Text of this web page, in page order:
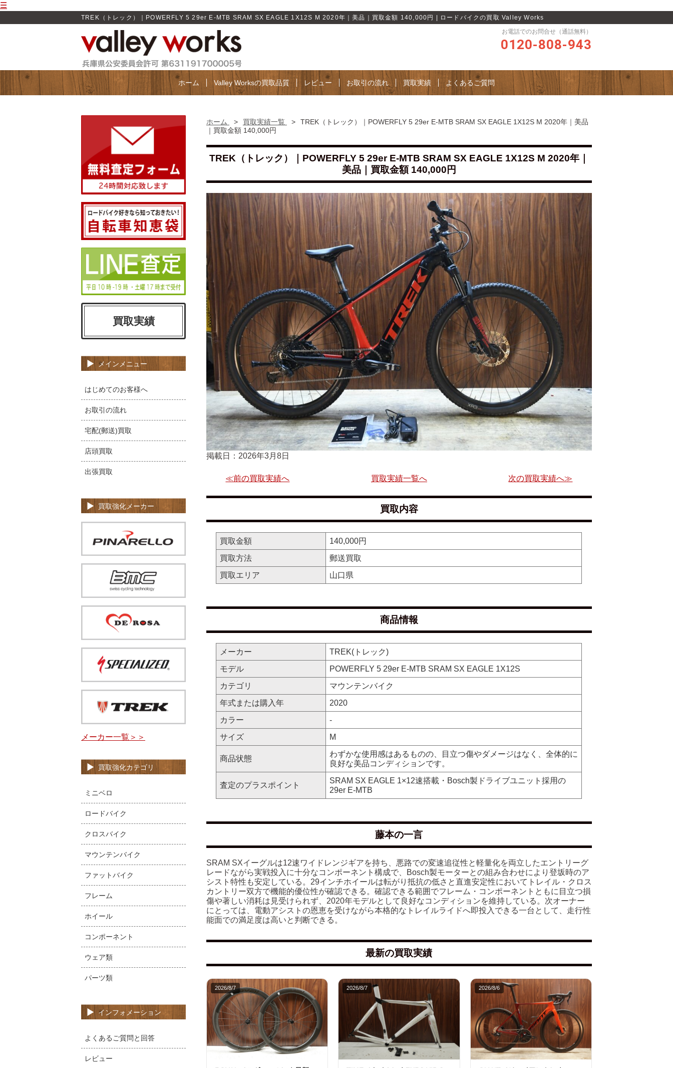
☰
TREK（トレック）｜POWERFLY 5 29er E-MTB SRAM SX EAGLE 1X12S M 2020年｜美品｜買取金額 140,000円 | ロードバイクの買取 Valley Works
お電話でのお問合せ（通話無料）
0120-808-943
ホーム Valley Worksの買取品質 レビュー お取引の流れ 買取実績 よくあるご質問
ホーム > 買取実績一覧 >
TREK（トレック）｜POWERFLY 5 29er E-MTB SRAM SX EAGLE 1X12S M 2020年｜美品
｜買取金額 140,000円
TREK（トレック）｜POWERFLY 5 29er E-MTB SRAM SX EAGLE 1X12S M 2020年｜
美品｜買取金額 140,000円
掲載日：2026年3月8日
≪前の買取実績へ 買取実績一覧へ 次の買取実績へ≫
買取内容
買取金額
140,000円
買取方法
郵送買取
買取エリア
山口県
商品情報
メーカー
TREK(トレック)
モデル
POWERFLY 5 29er E-MTB SRAM SX EAGLE 1X12S
カテゴリ
マウンテンバイク
年式または購入年
2020
カラー
-
サイズ
M
商品状態
わずかな使用感はあるものの、目立つ傷やダメージはなく、全体的に
良好な美品コンディションです。
査定のプラスポイント
SRAM SX EAGLE 1×12速搭載・Bosch製ドライブユニット採用の
29er E-MTB
藤本の一言
SRAM SXイーグルは12速ワイドレンジギアを持ち、悪路での変速追従性と軽量化を両立したエントリーグ
レードながら実戦投入に十分なコンポーネント構成で、Bosch製モーターとの組み合わせにより登坂時のア
シスト特性も安定している。29インチホイールは転がり抵抗の低さと直進安定性においてトレイル・クロス
カントリー双方で機能的優位性が確認できる。確認できる範囲でフレーム・コンポーネントともに目立つ損
傷や著しい消耗は見受けられず、2020年モデルとして良好なコンディションを維持している。次オーナー
にとっては、電動アシストの恩恵を受けながら本格的なトレイルライドへ即投入できる一台として、走行性
能面での満足度は高いと判断できる。
最新の買取実績
2026/8/7 2026/8/7 2026/8/6
買取実績
メインメニュー
はじめてのお客様へ
お取引の流れ
宅配(郵送)買取
店頭買取
出張買取
買取強化メーカー
メーカー一覧＞＞
買取強化カテゴリ
ミニベロ
ロードバイク
クロスバイク
マウンテンバイク
ファットバイク
フレーム
ホイール
コンポーネント
ウェア類
パーツ類
インフォメーション
よくあるご質問と回答
レビュー